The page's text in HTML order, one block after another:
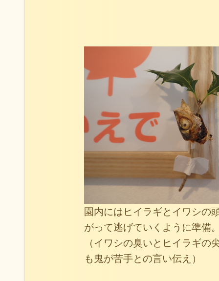
園内にはヒイラギとイワシの
がって逃げていくように準備
（イワシの臭いとヒイラギの
も鬼が苦手との言い伝え）